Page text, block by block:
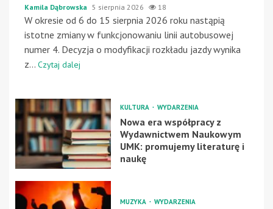
Kamila Dąbrowska 5 sierpnia 2026 18
W okresie od 6 do 15 sierpnia 2026 roku nastąpią
istotne zmiany w funkcjonowaniu linii autobusowej
numer 4. Decyzja o modyfikacji rozkładu jazdy wynika
z... Czytaj dalej
KULTURA WYDARZENIA
Nowa era współpracy z
Wydawnictwem Naukowym
UMK: promujemy literaturę i
naukę
MUZYKA WYDARZENIA